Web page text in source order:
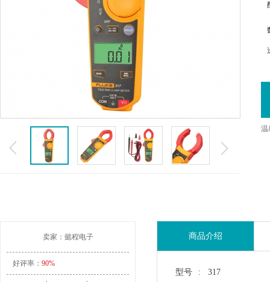
温
卖家：懿程电子
好评率： 90%
商品介绍
型号 : 317